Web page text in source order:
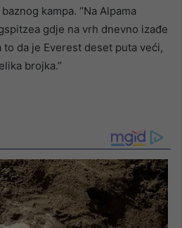
kampa. “Na Alpama
gdje na vrh dnevno izađe
da je Everest deset puta veći,
brojka.”